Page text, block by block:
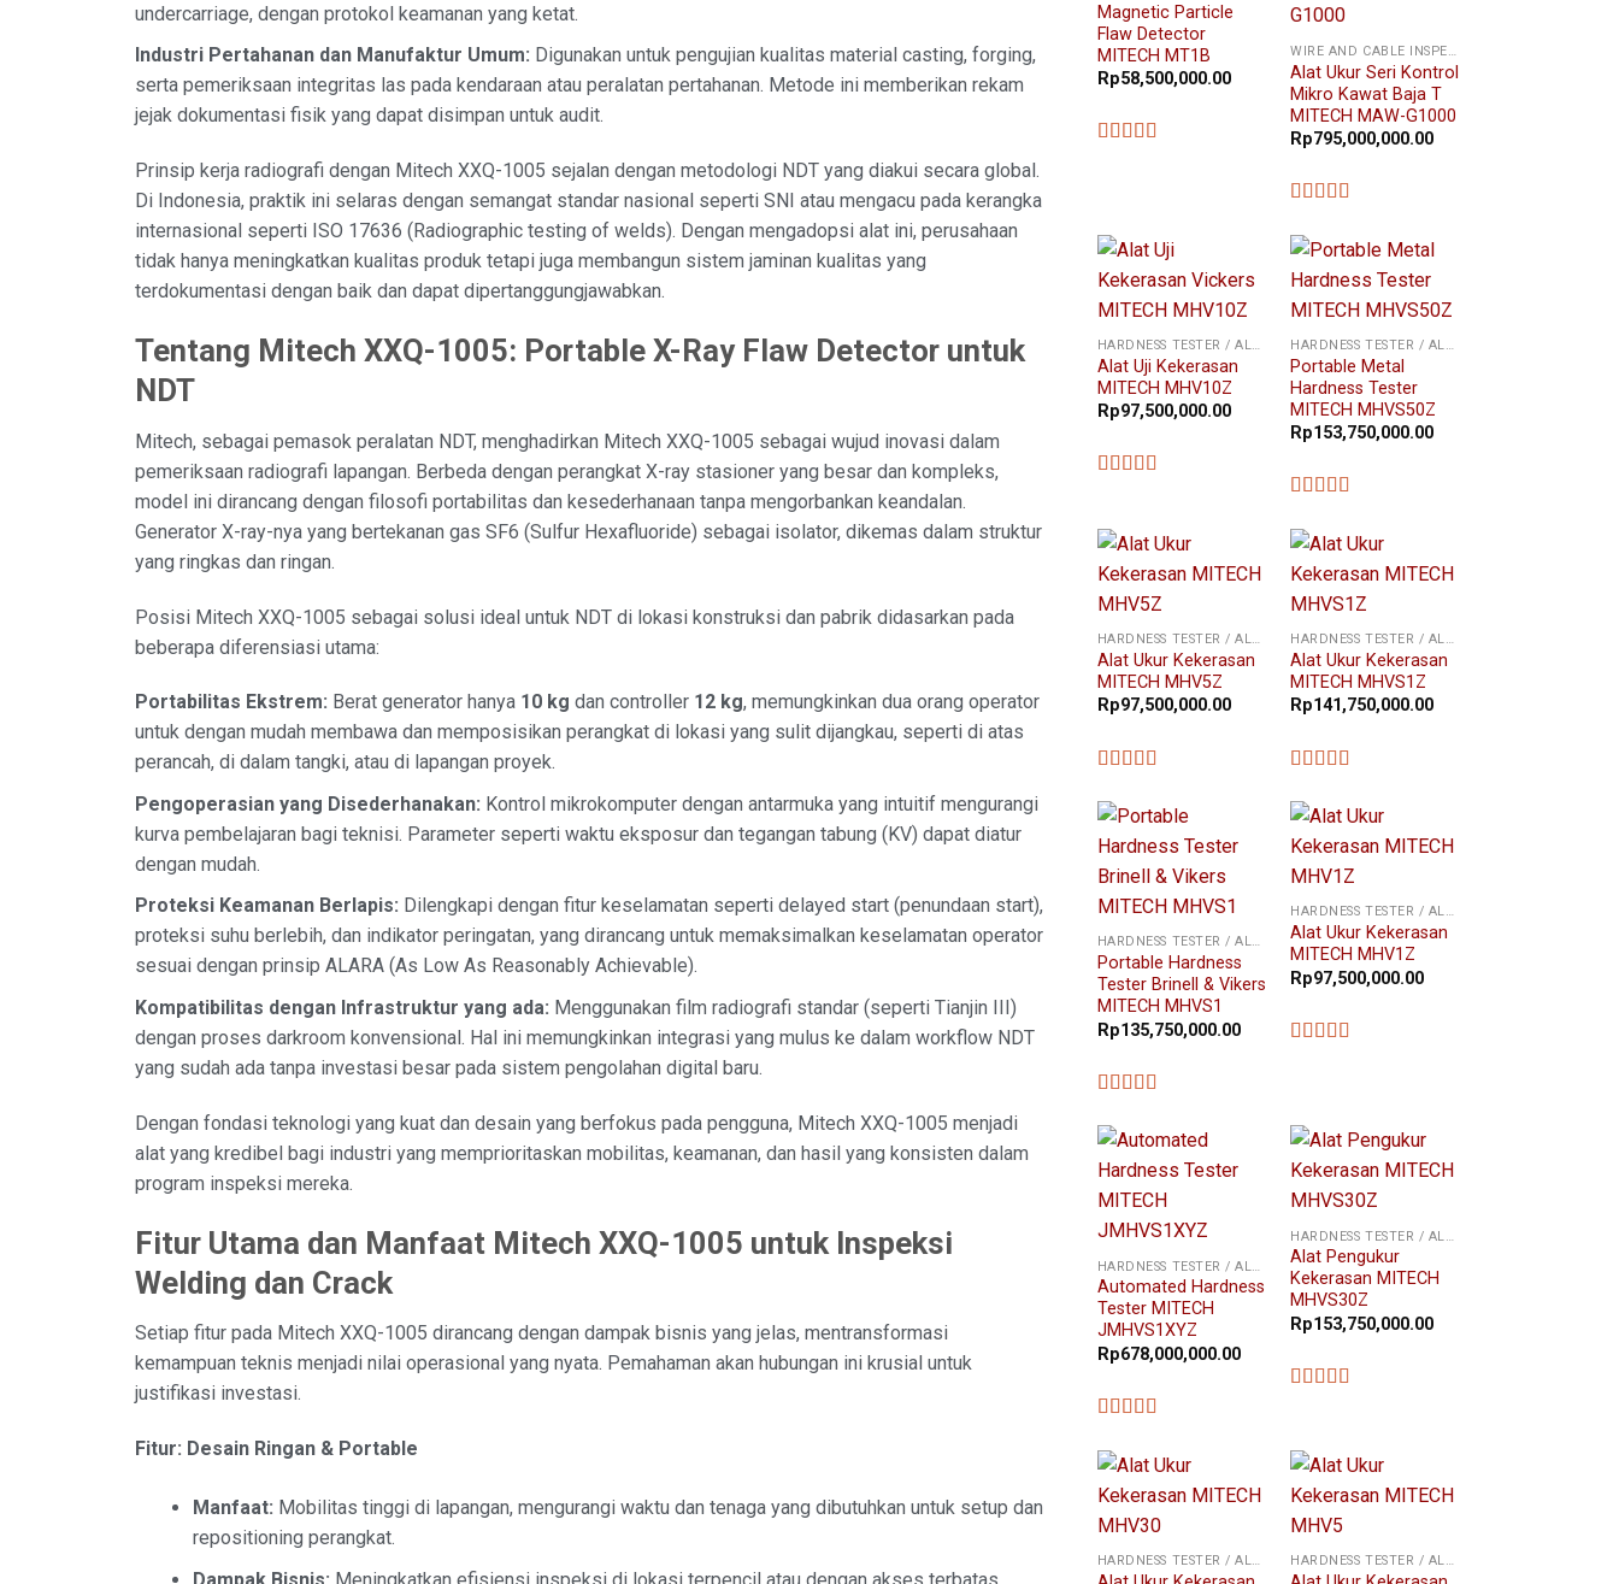
undercarriage, dengan protokol keamanan yang ketat.
Industri Pertahanan dan Manufaktur Umum: Digunakan untuk pengujian kualitas material casting, forging,
serta pemeriksaan integritas las pada kendaraan atau peralatan pertahanan. Metode ini memberikan rekam
jejak dokumentasi fisik yang dapat disimpan untuk audit.
Prinsip kerja radiografi dengan Mitech XXQ-1005 sejalan dengan metodologi NDT yang diakui secara global.
Di Indonesia, praktik ini selaras dengan semangat standar nasional seperti SNI atau mengacu pada kerangka
internasional seperti ISO 17636 (Radiographic testing of welds). Dengan mengadopsi alat ini, perusahaan
tidak hanya meningkatkan kualitas produk tetapi juga membangun sistem jaminan kualitas yang
terdokumentasi dengan baik dan dapat dipertanggungjawabkan.
Tentang Mitech XXQ-1005: Portable X-Ray Flaw Detector untuk
NDT
Mitech, sebagai pemasok peralatan NDT, menghadirkan Mitech XXQ-1005 sebagai wujud inovasi dalam
pemeriksaan radiografi lapangan. Berbeda dengan perangkat X-ray stasioner yang besar dan kompleks,
model ini dirancang dengan filosofi portabilitas dan kesederhanaan tanpa mengorbankan keandalan.
Generator X-ray-nya yang bertekanan gas SF6 (Sulfur Hexafluoride) sebagai isolator, dikemas dalam struktur
yang ringkas dan ringan.
Posisi Mitech XXQ-1005 sebagai solusi ideal untuk NDT di lokasi konstruksi dan pabrik didasarkan pada
beberapa diferensiasi utama:
Portabilitas Ekstrem: Berat generator hanya 10 kg dan controller 12 kg, memungkinkan dua orang operator
untuk dengan mudah membawa dan memposisikan perangkat di lokasi yang sulit dijangkau, seperti di atas
perancah, di dalam tangki, atau di lapangan proyek.
Pengoperasian yang Disederhanakan: Kontrol mikrokomputer dengan antarmuka yang intuitif mengurangi
kurva pembelajaran bagi teknisi. Parameter seperti waktu eksposur dan tegangan tabung (KV) dapat diatur
dengan mudah.
Proteksi Keamanan Berlapis: Dilengkapi dengan fitur keselamatan seperti delayed start (penundaan start),
proteksi suhu berlebih, dan indikator peringatan, yang dirancang untuk memaksimalkan keselamatan operator
sesuai dengan prinsip ALARA (As Low As Reasonably Achievable).
Kompatibilitas dengan Infrastruktur yang ada: Menggunakan film radiografi standar (seperti Tianjin III)
dengan proses darkroom konvensional. Hal ini memungkinkan integrasi yang mulus ke dalam workflow NDT
yang sudah ada tanpa investasi besar pada sistem pengolahan digital baru.
Dengan fondasi teknologi yang kuat dan desain yang berfokus pada pengguna, Mitech XXQ-1005 menjadi
alat yang kredibel bagi industri yang memprioritaskan mobilitas, keamanan, dan hasil yang konsisten dalam
program inspeksi mereka.
Fitur Utama dan Manfaat Mitech XXQ-1005 untuk Inspeksi
Welding dan Crack
Setiap fitur pada Mitech XXQ-1005 dirancang dengan dampak bisnis yang jelas, mentransformasi
kemampuan teknis menjadi nilai operasional yang nyata. Pemahaman akan hubungan ini krusial untuk
justifikasi investasi.
Fitur: Desain Ringan & Portable
Manfaat: Mobilitas tinggi di lapangan, mengurangi waktu dan tenaga yang dibutuhkan untuk setup dan
repositioning perangkat.
Magnetic Particle
Flaw Detector
MITECH MT1B
Rp58,500,000.00
WIRE AND CABLE INSPECTION
Alat Ukur Seri Kontrol
Mikro Kawat Baja T
MITECH MAW-G1000
Rp795,000,000.00
HARDNESS TESTER / ALAT UKUR KEKERASAN
Alat Uji Kekerasan
MITECH MHV10Z
Rp97,500,000.00
HARDNESS TESTER / ALAT UKUR KEKERASAN
Portable Metal
Hardness Tester
MITECH MHVS50Z
Rp153,750,000.00
HARDNESS TESTER / ALAT UKUR KEKERASAN
Alat Ukur Kekerasan
MITECH MHV5Z
Rp97,500,000.00
HARDNESS TESTER / ALAT UKUR KEKERASAN
Alat Ukur Kekerasan
MITECH MHVS1Z
Rp141,750,000.00
HARDNESS TESTER / ALAT UKUR KEKERASAN
Portable Hardness
Tester Brinell & Vikers
MITECH MHVS1
Rp135,750,000.00
HARDNESS TESTER / ALAT UKUR KEKERASAN
Alat Ukur Kekerasan
MITECH MHV1Z
Rp97,500,000.00
Automated Hardness
Tester MITECH
JMHVS1XYZ
Rp678,000,000.00
Alat Pengukur
Kekerasan MITECH
MHVS30Z
Rp153,750,000.00
HARDNESS TESTER / ALAT UKUR KEKERASAN HARDNESS TESTER / ALAT UKUR KEKERASAN